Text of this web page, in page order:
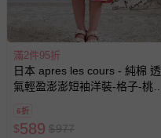
滿2件95折
日本 apres les cours - 純棉 透
氣輕盈澎澎短袖洋裝-格子-桃粉
6折
$589 $977